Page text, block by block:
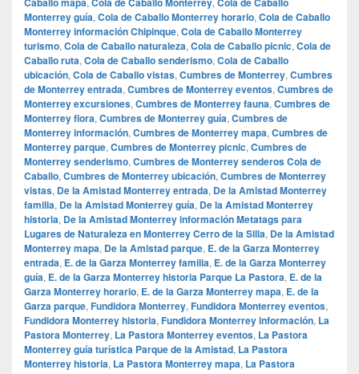
Monterrey guía, Cola de Caballo Monterrey horario, Cola de Caballo
Monterrey información Chipinque, Cola de Caballo Monterrey
turismo, Cola de Caballo naturaleza, Cola de Caballo picnic, Cola de
Caballo ruta, Cola de Caballo senderismo, Cola de Caballo
ubicación, Cola de Caballo vistas, Cumbres de Monterrey, Cumbres
de Monterrey entrada, Cumbres de Monterrey eventos, Cumbres de
Monterrey excursiones, Cumbres de Monterrey fauna, Cumbres de
Monterrey flora, Cumbres de Monterrey guía, Cumbres de
Monterrey información, Cumbres de Monterrey mapa, Cumbres de
Monterrey parque, Cumbres de Monterrey picnic, Cumbres de
Monterrey senderismo, Cumbres de Monterrey senderos Cola de
Caballo, Cumbres de Monterrey ubicación, Cumbres de Monterrey
vistas, De la Amistad Monterrey entrada, De la Amistad Monterrey
familia, De la Amistad Monterrey guía, De la Amistad Monterrey
historia, De la Amistad Monterrey información Metatags para
Lugares de Naturaleza en Monterrey Cerro de la Silla, De la Amistad
Monterrey mapa, De la Amistad parque, E. de la Garza Monterrey
entrada, E. de la Garza Monterrey familia, E. de la Garza Monterrey
guía, E. de la Garza Monterrey historia Parque La Pastora, E. de la
Garza Monterrey horario, E. de la Garza Monterrey mapa, E. de la
Garza parque, Fundidora Monterrey, Fundidora Monterrey eventos,
Fundidora Monterrey historia, Fundidora Monterrey información, La
Pastora Monterrey, La Pastora Monterrey eventos, La Pastora
Monterrey guía turística Parque de la Amistad, La Pastora
Monterrey historia, La Pastora Monterrey mapa, La Pastora